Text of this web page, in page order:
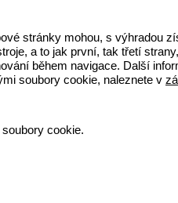
- Registered in the
stránky mohou, s výhradou
a to jak první, tak třetí
během navigace. Další
soubory cookie, naleznete v
cookie.